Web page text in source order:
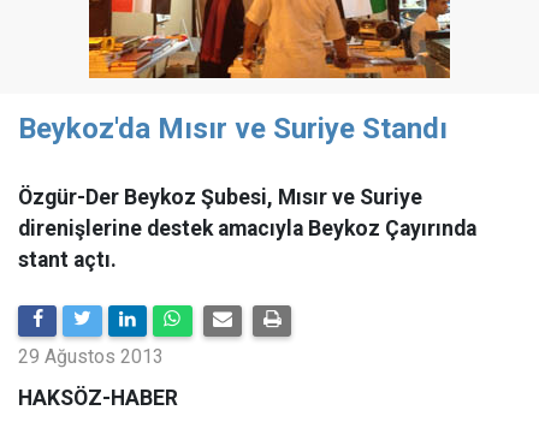
Beykoz'da Mısır ve Suriye Standı
Özgür-Der Beykoz Şubesi, Mısır ve Suriye
direnişlerine destek amacıyla Beykoz Çayırında
stant açtı.
29 Ağustos 2013
HAKSÖZ-HABER